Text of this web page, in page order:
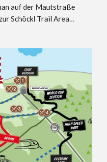
auf der Mautstraße
Schöckl Trail Area…